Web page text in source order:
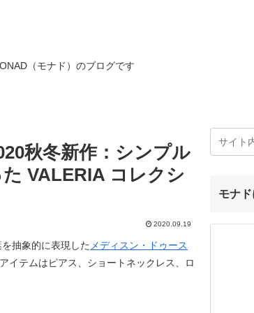
（モナド）のブログです
秋冬新作：シンプル
VALERIA コレクシ
2020.09.19
抽象的に表現した メディスン・ドゥース
イテムはピアス、ショートネックレス、ロ
モナ